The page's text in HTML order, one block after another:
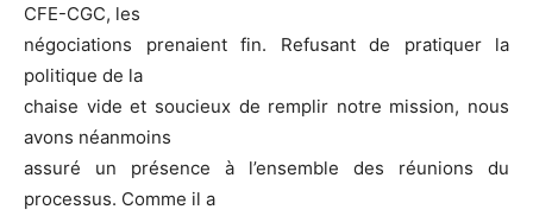
CFE-CGC, les
négociations prenaient fin. Refusant de pratiquer la
politique de la
chaise vide et soucieux de remplir notre mission, nous
avons néanmoins
assuré un présence à l’ensemble des réunions du
processus. Comme il a